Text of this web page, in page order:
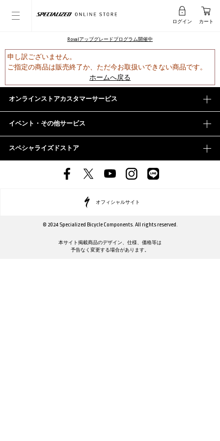
ログイン カート
Rovalアップグレードプログラム開催中
申し訳ございません。
ご指定の商品は販売終了か、ただ今お取扱いできない商品です。
ホームへ戻る
オンラインストアカスタマーサービス
イベント・その他サービス
スペシャライズドストア
オフィシャルサイト
© 2024 Specialized Bicycle Components. All rights reserved.
本サイト掲載商品のデザイン、仕様、価格等は
予告なく変更する場合があります。